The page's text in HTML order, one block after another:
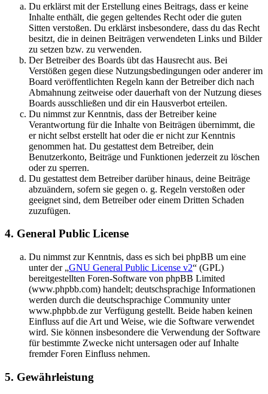
Du erklärst mit der Erstellung eines Beitrags, dass er keine
Inhalte enthält, die gegen geltendes Recht oder die guten
Sitten verstoßen. Du erklärst insbesondere, dass du das Recht
besitzt, die in deinen Beiträgen verwendeten Links und Bilder
zu setzen bzw. zu verwenden.
Der Betreiber des Boards übt das Hausrecht aus. Bei
Verstößen gegen diese Nutzungsbedingungen oder anderer im
Board veröffentlichten Regeln kann der Betreiber dich nach
Abmahnung zeitweise oder dauerhaft von der Nutzung dieses
Boards ausschließen und dir ein Hausverbot erteilen.
Du nimmst zur Kenntnis, dass der Betreiber keine
Verantwortung für die Inhalte von Beiträgen übernimmt, die
er nicht selbst erstellt hat oder die er nicht zur Kenntnis
genommen hat. Du gestattest dem Betreiber, dein
Benutzerkonto, Beiträge und Funktionen jederzeit zu löschen
oder zu sperren.
Du gestattest dem Betreiber darüber hinaus, deine Beiträge
abzuändern, sofern sie gegen o. g. Regeln verstoßen oder
geeignet sind, dem Betreiber oder einem Dritten Schaden
zuzufügen.
4. General Public License
Du nimmst zur Kenntnis, dass es sich bei phpBB um eine
unter der „GNU General Public License v2“ (GPL)
bereitgestellten Foren-Software von phpBB Limited
(www.phpbb.com) handelt; deutschsprachige Informationen
werden durch die deutschsprachige Community unter
www.phpbb.de zur Verfügung gestellt. Beide haben keinen
Einfluss auf die Art und Weise, wie die Software verwendet
wird. Sie können insbesondere die Verwendung der Software
für bestimmte Zwecke nicht untersagen oder auf Inhalte
fremder Foren Einfluss nehmen.
5. Gewährleistung